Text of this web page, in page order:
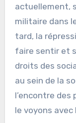
actuellement,
militaire dans
tard, la
faire sentir et
droits des
au sein de la
l’encontre des
le voyons